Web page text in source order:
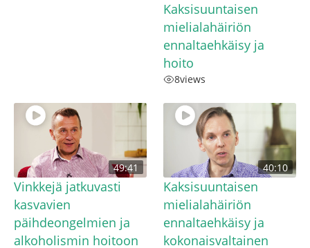
Kaksisuuntaisen
mielialahäiriön
ennaltaehkäisy ja
hoito
8views
49:41
Vinkkejä jatkuvasti
kasvavien
päihdeongelmien ja
alkoholismin hoitoon
40:10
Kaksisuuntaisen
mielialahäiriön
ennaltaehkäisy ja
kokonaisvaltainen